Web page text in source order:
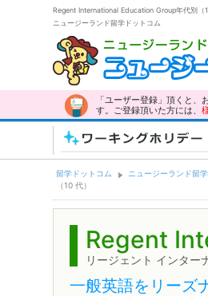
Regent International Education Group年代別
ニュージーランド留学ドットコム
「ユーザー登録」頂くと
す。ご登録頂いた方には、
ワーキングホリデー
留学ドットコム ニュージーランド留
（10 代）
Regent
リージェント インター
一般英語をリーズ